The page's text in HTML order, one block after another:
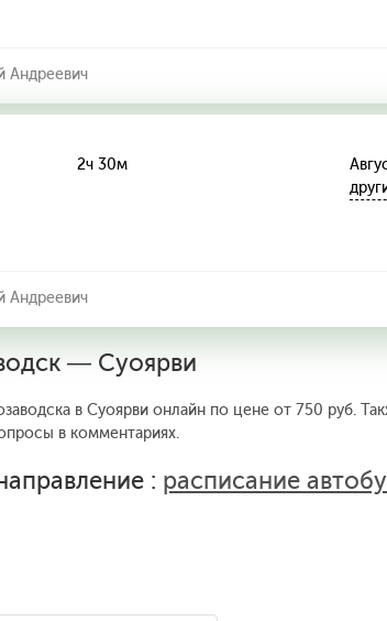
Андреевич
2ч 30м
Андреевич
— Суоярви
в Суоярви онлайн по цене от 750 руб.
в комментариях.
: расписание